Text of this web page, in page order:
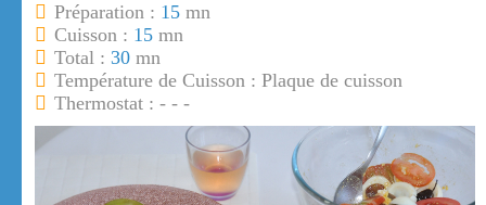
Préparation : 15 mn
Cuisson : 15 mn
Total : 30 mn
Température de Cuisson : Plaque de cuisson
Thermostat : - - -